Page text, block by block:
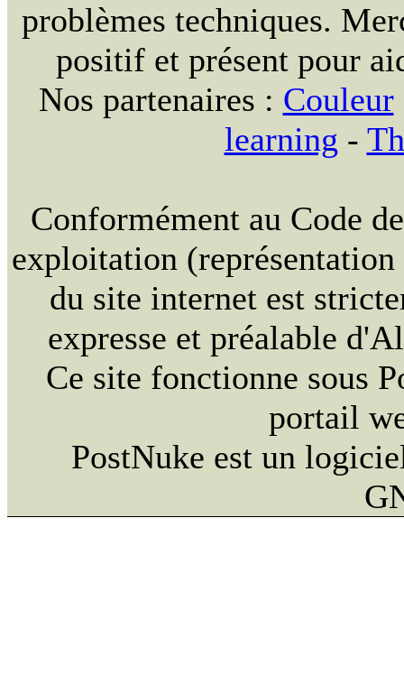
problèmes techniques.
positif et présent pour
Nos partenaires : Couleur
learning -
Conformément au Code
exploitation
du site internet est
expresse et préalable
Ce site fonctionne sous
portail
PostNuke est un